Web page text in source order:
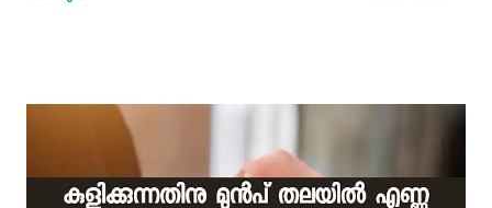
പരിചയപ്പെടാം. പഴങ്ങളും പച്ചക്കറികളും വിറ്റാമിന്‍ സി
അടങ്ങിയ പഴങ്ങളും പച്ചക്കറികളും നാരങ്ങ വര്‍ഗ്ഗത്തില്‍ പെട്ട
പഴങ്ങളില്‍ വിറ്റാമിന്‍ സി ധാരാളമായി അടങ്ങിയിട്ടുണ്ട്. ഇവ